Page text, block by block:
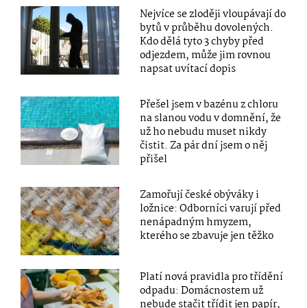
Nejvíce se zloději vloupávají do
bytů v průběhu dovolených.
Kdo dělá tyto 3 chyby před
odjezdem, může jim rovnou
napsat uvítací dopis
Přešel jsem v bazénu z chloru
na slanou vodu v domnění, že
už ho nebudu muset nikdy
čistit. Za pár dní jsem o něj
přišel
Zamořují české obýváky i
ložnice: Odborníci varují před
nenápadným hmyzem,
kterého se zbavuje jen těžko
Platí nová pravidla pro třídění
odpadu: Domácnostem už
nebude stačit třídit jen papír,